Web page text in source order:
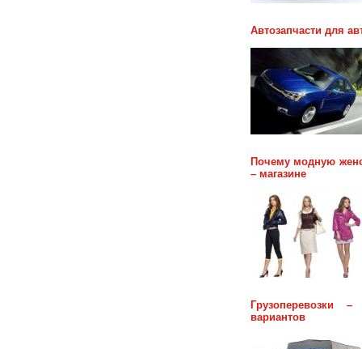
Автозапчасти для
Почему модную
– магазине
Грузоперевозки
вариантов